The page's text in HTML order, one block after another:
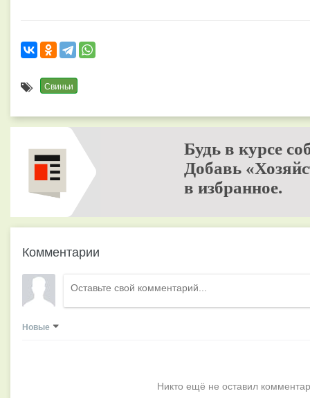
Свиньи
Будь в курсе
Добавь
в избранное.
Комментарии
Новые
Никто ещё не оставил